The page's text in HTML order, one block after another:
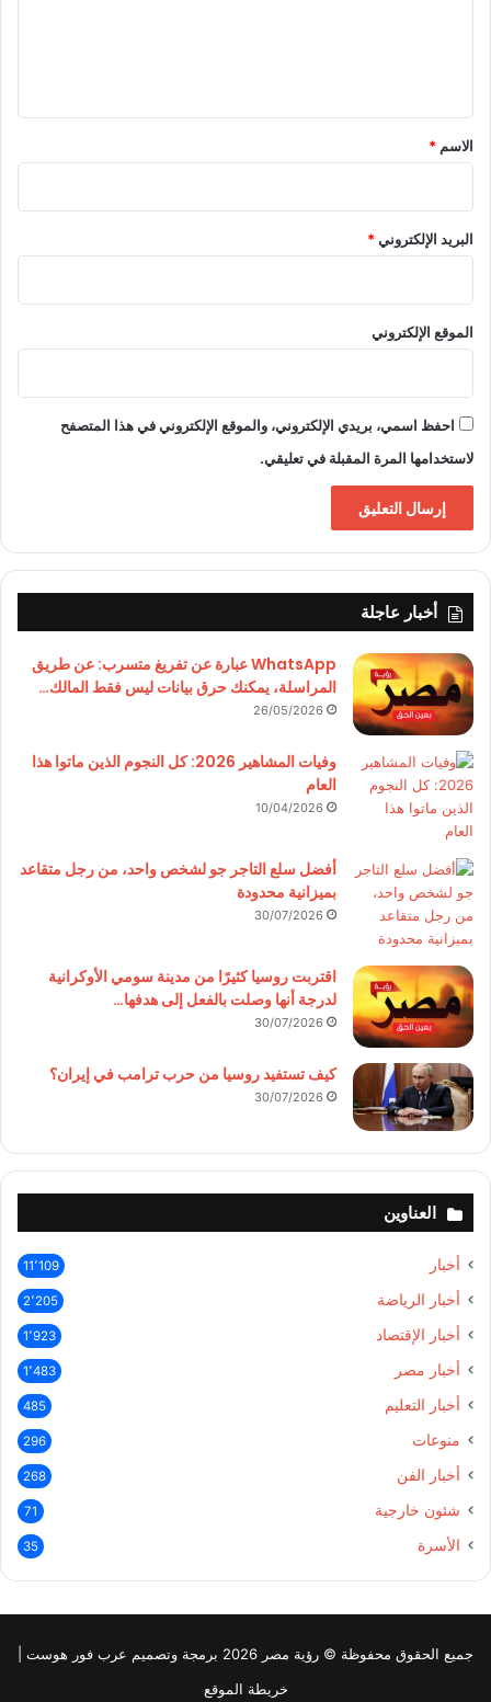
*
الاسم *
البريد الإلكتروني*
الموقع الإلكتروني
احفظ اسمي، بريدي الإلكتروني، والموقع الإلكتروني في هذا المتصفح
لاستخدامها المرة المقبلة في تعليقي.
أخبار عاجلة
WhatsApp عبارة عن تفريغ متسرب: عن طريق
المراسلة، يمكنك حرق بيانات ليس فقط المالك…
26/05/2026
وفيات المشاهير 2026: كل النجوم الذين ماتوا هذا
العام
10/04/2026
أفضل سلع التاجر جو لشخص واحد، من رجل متقاعد
بميزانية محدودة
30/07/2026
اقتربت روسيا كثيرًا من مدينة سومي الأوكرانية
لدرجة أنها وصلت بالفعل إلى هدفها…
30/07/2026
كيف تستفيد روسيا من حرب ترامب في إيران؟
30/07/2026
العناوين
أخبار 11٬109
أخبار الرياضة 2٬205
أخبار الإقتصاد 1٬923
أخبار مصر 1٬483
أخبار التعليم 485
منوعات 296
أخبار الفن 268
شئون خارجية 71
الأسرة 35
جميع الحقوق محفوظة © رؤية مصر 2026 برمجة وتصميم عرب فور هوست |
خريطة الموقع